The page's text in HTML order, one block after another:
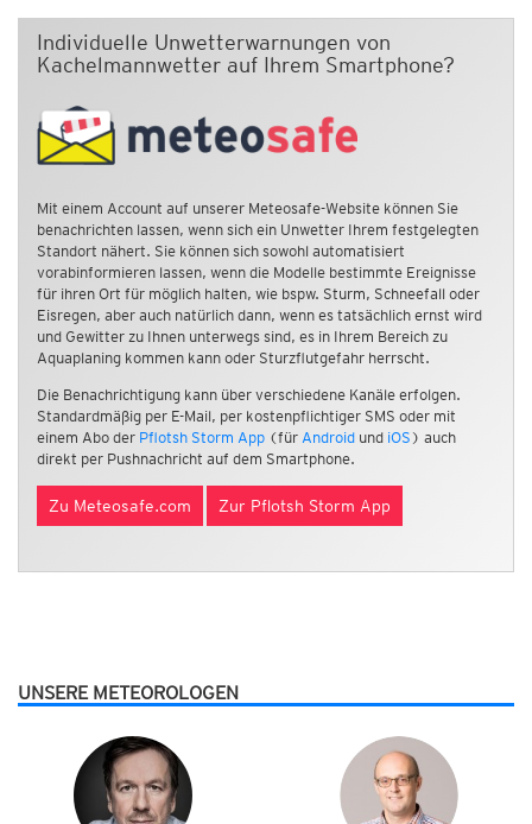
Individuelle Unwetterwarnungen von
Kachelmannwetter auf Ihrem Smartphone?
Mit einem Account auf unserer Meteosafe-Website können Sie
benachrichten lassen, wenn sich ein Unwetter Ihrem festgelegten
Standort nähert. Sie können sich sowohl automatisiert
vorabinformieren lassen, wenn die Modelle bestimmte Ereignisse
für ihren Ort für möglich halten, wie bspw. Sturm, Schneefall oder
Eisregen, aber auch natürlich dann, wenn es tatsächlich ernst wird
und Gewitter zu Ihnen unterwegs sind, es in Ihrem Bereich zu
Aquaplaning kommen kann oder Sturzflutgefahr herrscht.
Die Benachrichtigung kann über verschiedene Kanäle erfolgen.
Standardmäßig per E-Mail, per kostenpflichtiger SMS oder mit
einem Abo der Pflotsh Storm App (für Android und iOS ) auch
direkt per Pushnachricht auf dem Smartphone.
Zu Meteosafe.com Zur Pflotsh Storm App
UNSERE METEOROLOGEN